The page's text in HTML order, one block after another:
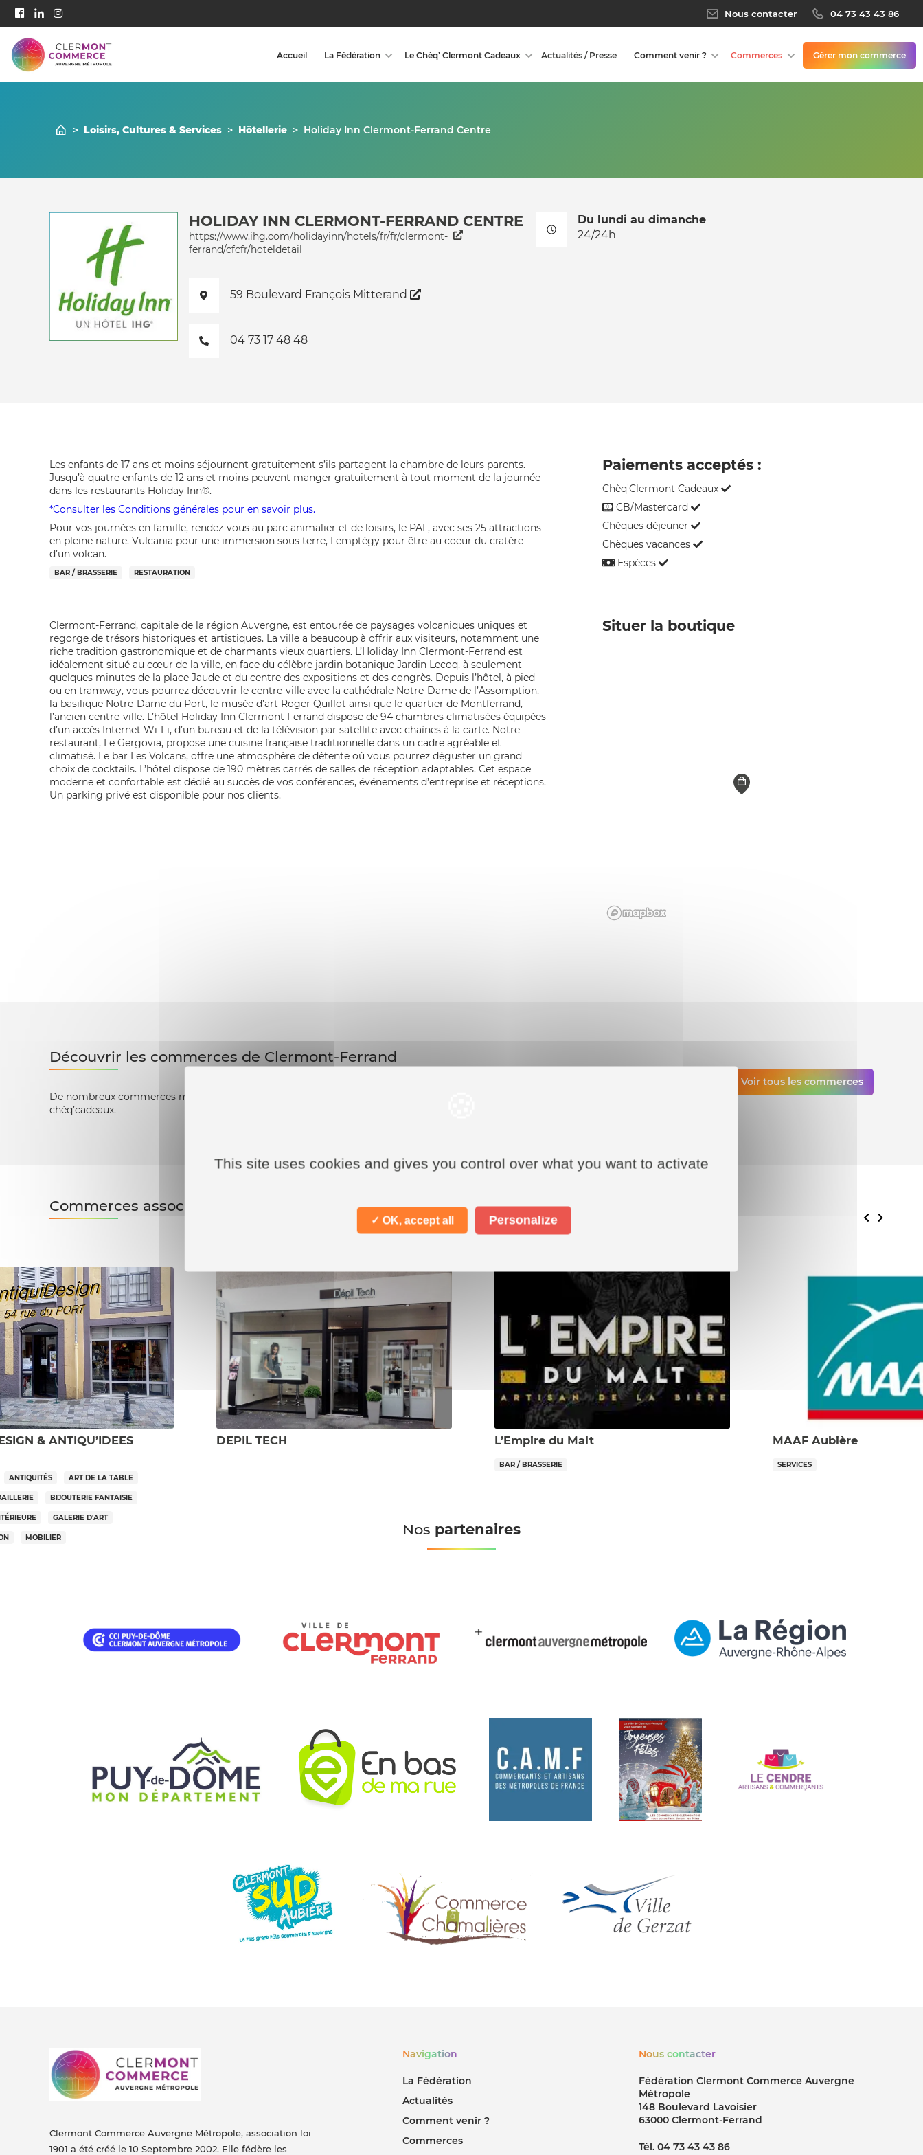
Nous contacter 04 73 43 43 86
Accueil La Fédération Le Chèq’ Clermont Cadeaux Actualités / Presse Comment venir ? Commerces Gérer mon commerce
> Loisirs, Cultures & Services > Hôtellerie > Holiday Inn Clermont-Ferrand Centre
HOLIDAY INN CLERMONT-FERRAND CENTRE
https://www.ihg.com/holidayinn/hotels/fr/fr/clermont-
ferrand/cfcfr/hoteldetail
59 Boulevard François Mitterand
04 73 17 48 48
Du lundi au dimanche
24/24h
Les enfants de 17 ans et moins séjournent gratuitement s’ils partagent la chambre de leurs parents.
Jusqu’à quatre enfants de 12 ans et moins peuvent manger gratuitement à tout moment de la journée
dans les restaurants Holiday Inn®.
*Consulter les Conditions générales pour en savoir plus.
Pour vos journées en famille, rendez-vous au parc animalier et de loisirs, le PAL, avec ses 25 attractions
en pleine nature. Vulcania pour une immersion sous terre, Lemptégy pour être au coeur du cratère
d’un volcan.
BAR / BRASSERIE RESTAURATION
Paiements acceptés :
Chèq'Clermont Cadeaux
CB/Mastercard
Chèques déjeuner
Chèques vacances
Espèces
Clermont-Ferrand, capitale de la région Auvergne, est entourée de paysages volcaniques uniques et
regorge de trésors historiques et artistiques. La ville a beaucoup à offrir aux visiteurs, notamment une
riche tradition gastronomique et de charmants vieux quartiers. L’Holiday Inn Clermont-Ferrand est
idéalement situé au cœur de la ville, en face du célèbre jardin botanique Jardin Lecoq, à seulement
quelques minutes de la place Jaude et du centre des expositions et des congrès. Depuis l’hôtel, à pied
ou en tramway, vous pourrez découvrir le centre-ville avec la cathédrale Notre-Dame de l’Assomption,
la basilique Notre-Dame du Port, le musée d’art Roger Quillot ainsi que le quartier de Montferrand,
l’ancien centre-ville. L’hôtel Holiday Inn Clermont Ferrand dispose de 94 chambres climatisées équipées
d’un accès Internet Wi-Fi, d’un bureau et de la télévision par satellite avec chaînes à la carte. Notre
restaurant, Le Gergovia, propose une cuisine française traditionnelle dans un cadre agréable et
climatisé. Le bar Les Volcans, offre une atmosphère de détente où vous pourrez déguster un grand
choix de cocktails. L’hôtel dispose de 190 mètres carrés de salles de réception adaptables. Cet espace
moderne et confortable est dédié au succès de vos conférences, événements d’entreprise et réceptions.
Un parking privé est disponible pour nos clients.
Situer la boutique
Découvrir les commerces de Clermont-Ferrand
De nombreux commerces membres de Clermont Commerce vous attendent ! Découvrez les boutiques où dépenser vos
chèq’cadeaux.
Voir tous les commerces
Commerces associés
& ANTIQU’IDEES
ANTIQUITÉS ART DE LA TABLE
BIJOUTERIE FANTAISIE
GALERIE D'ART
MOBILIER
DEPIL TECH L’Empire du Malt
BAR / BRASSERIE
MAAF Aubière
SERVICES
Nos partenaires
Clermont Commerce Auvergne Métropole, association loi
1901 a été créé le 10 Septembre 2002. Elle fédère les
Navigation
La Fédération
Actualités
Comment venir ?
Commerces
Nous contacter
Fédération Clermont Commerce Auvergne
Métropole
148 Boulevard Lavoisier
63000 Clermont-Ferrand
Tél. 04 73 43 43 86
This site uses cookies and gives you control over what you want to activate
✓ OK, accept all Personalize